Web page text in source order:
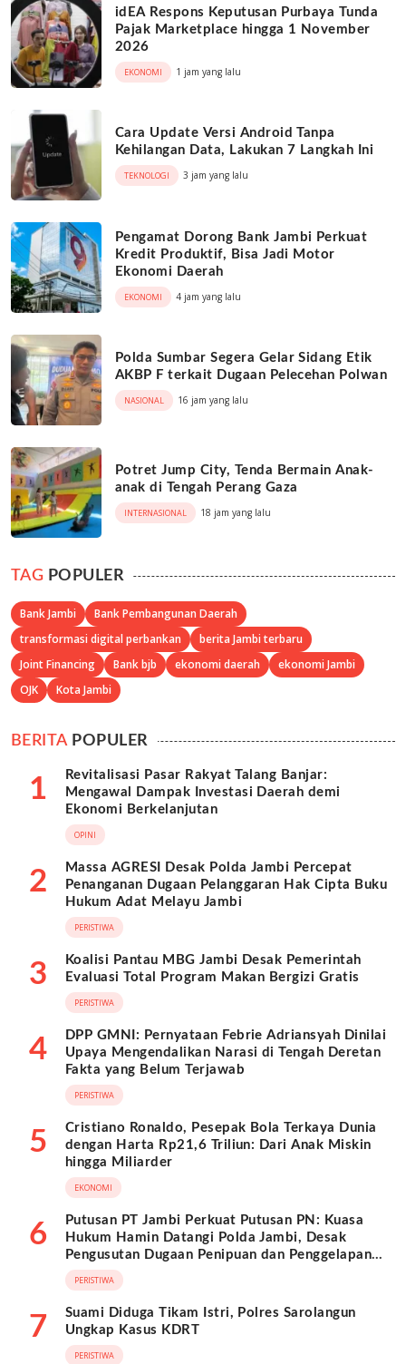
idEA Respons Keputusan Purbaya Tunda
Pajak Marketplace hingga 1 November
2026
EKONOMI 1 jam yang lalu
Cara Update Versi Android Tanpa
Kehilangan Data, Lakukan 7 Langkah Ini
TEKNOLOGI 3 jam yang lalu
Pengamat Dorong Bank Jambi Perkuat
Kredit Produktif, Bisa Jadi Motor
Ekonomi Daerah
EKONOMI 4 jam yang lalu
Polda Sumbar Segera Gelar Sidang Etik
AKBP F terkait Dugaan Pelecehan Polwan
NASIONAL 16 jam yang lalu
Potret Jump City, Tenda Bermain Anak-
anak di Tengah Perang Gaza
INTERNASIONAL 18 jam yang lalu
TAG POPULER
Bank Jambi
Bank Pembangunan Daerah
transformasi digital perbankan
berita Jambi terbaru
Joint Financing
Bank bjb ekonomi daerah
ekonomi Jambi
OJK
Kota Jambi
BERITAPOPULER
1
Revitalisasi Pasar Rakyat Talang Banjar:
Mengawal Dampak Investasi Daerah demi
Ekonomi Berkelanjutan
OPINI
2
Massa AGRESI Desak Polda Jambi Percepat
Penanganan Dugaan Pelanggaran Hak Cipta Buku
Hukum Adat Melayu Jambi
PERISTIWA
3
Koalisi Pantau MBG Jambi Desak Pemerintah
Evaluasi Total Program Makan Bergizi Gratis
PERISTIWA
4
DPP GMNI: Pernyataan Febrie Adriansyah Dinilai
Upaya Mengendalikan Narasi di Tengah Deretan
Fakta yang Belum Terjawab
PERISTIWA
5
Cristiano Ronaldo, Pesepak Bola Terkaya Dunia
dengan Harta Rp21,6 Triliun: Dari Anak Miskin
hingga Miliarder
EKONOMI
6
Putusan PT Jambi Perkuat Putusan PN: Kuasa
Hukum Hamin Datangi Polda Jambi, Desak
Pengusutan Dugaan Penipuan dan Penggelapan
BPKB
PERISTIWA
7
Suami Diduga Tikam Istri, Polres Sarolangun
Ungkap Kasus KDRT
PERISTIWA